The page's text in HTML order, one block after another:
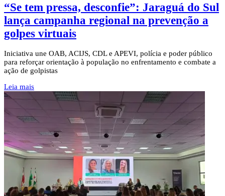
“Se tem pressa, desconfie”: Jaraguá do Sul
lança campanha regional na prevenção a
golpes virtuais
Iniciativa une OAB, ACIJS, CDL e APEVI, polícia e poder público
para reforçar orientação à população no enfrentamento e combate a
ação de golpistas
Leia mais